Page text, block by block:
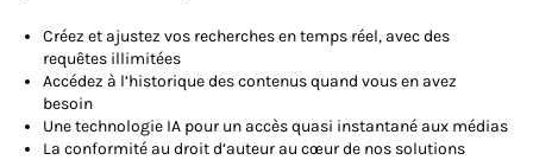
Créez et ajustez vos recherches en temps réel, avec des
requêtes illimitées
Accédez à l’historique des contenus quand vous en avez
besoin
Une technologie IA pour un accès quasi instantané aux médias
La conformité au droit d’auteur au cœur de nos solutions